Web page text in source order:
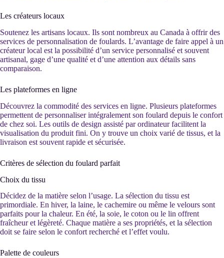
Les créateurs locaux
Soutenez les artisans locaux. Ils sont nombreux au Canada à offrir des
services de personnalisation de foulards. L’avantage de faire appel à un
créateur local est la possibilité d’un service personnalisé et souvent
artisanal, gage d’une qualité et d’une attention aux détails sans
comparaison.
Les plateformes en ligne
Découvrez la commodité des services en ligne. Plusieurs plateformes
permettent de personnaliser intégralement son foulard depuis le confort
de chez soi. Les outils de design assisté par ordinateur facilitent la
visualisation du produit fini. On y trouve un choix varié de tissus, et la
livraison est souvent rapide et sécurisée.
Critères de sélection du foulard parfait
Choix du tissu
Décidez de la matière selon l’usage. La sélection du tissu est
primordiale. En hiver, la laine, le cachemire ou même le velours sont
parfaits pour la chaleur. En été, la soie, le coton ou le lin offrent
fraîcheur et légèreté. Chaque matière a ses propriétés, et la sélection
doit se faire selon le confort recherché et l’effet voulu.
Palette de couleurs